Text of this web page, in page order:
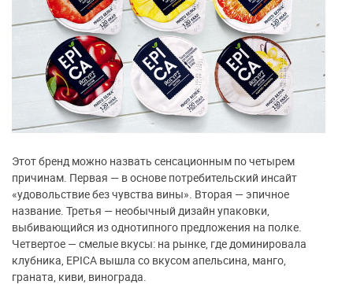
Этот бренд можно назвать сенсационным по четырем
причинам. Первая — в основе потребительский инсайт
«удовольствие без чувства вины». Вторая — эпичное
название. Третья — необычный дизайн упаковки,
выбивающийся из однотипного предложения на полке.
Четвертое — смелые вкусы: на рынке, где доминировала
клубника, EPICA вышла со вкусом апельсина, манго,
граната, киви, винограда.